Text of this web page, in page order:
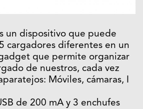
un dispositivo que puede
cargadores diferentes en un
que permite organizar
de nuestros, cada vez
Móviles, cámaras, I
de 200 mA y 3 enchufes